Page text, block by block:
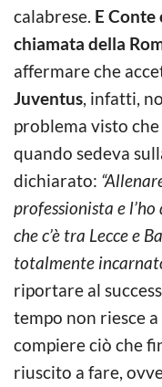
calabrese. E Conte
chiamata della
affermare che
Juventus, infatti,
problema visto
quando sedeva
dichiarato:
professionista e
che c’è tra Lecce e
totalmente
riportare al
tempo non riesce
compiere ciò che
riuscito a fare,